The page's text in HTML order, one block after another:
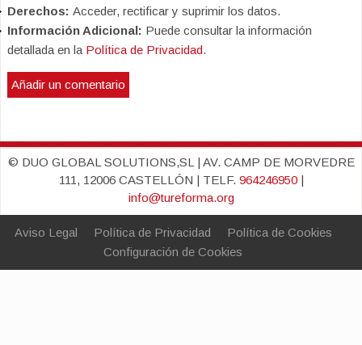
Derechos: Acceder, rectificar y suprimir los datos.
Información Adicional: Puede consultar la información
detallada en la Política de Privacidad.
© DUO GLOBAL SOLUTIONS,SL | AV. CAMP DE MORVEDRE
111, 12006 CASTELLÓN | TELF. 964246950|
info@tureforma.org
Aviso Legal Política de Privacidad
Política de Cookies
Configuración de Cookies